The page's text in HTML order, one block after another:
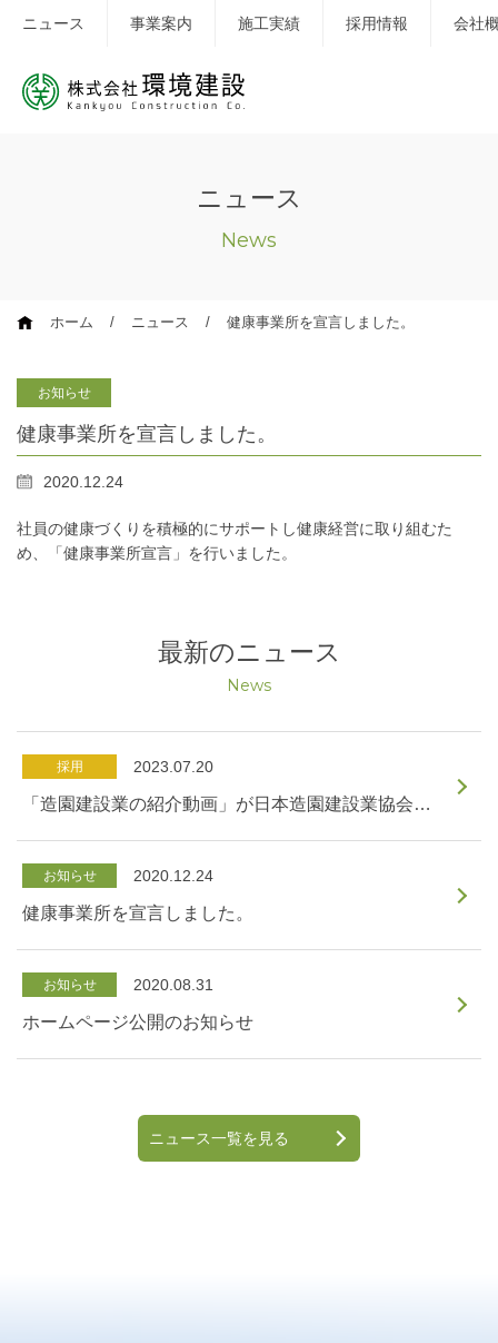
ニュース 事業案内 施工実績 採用情報 会社
ニュース
News
ホーム ニュース 健康事業所を宣言しました。
お知らせ
健康事業所を宣言しました。
2020.12.24
社員の健康づくりを積極的にサポートし健康経営に取り組むた
め、「健康事業所宣言」を行いました。
最新のニュース
News
採用 2023.07.20
「造園建設業の紹介動画」が日本造園建設業協会からリリースされました。
お知らせ 2020.12.24
健康事業所を宣言しました。
お知らせ 2020.08.31
ホームページ公開のお知らせ
ニュース一覧を見る